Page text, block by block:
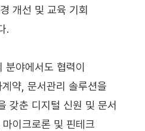
개선 및 교육 기회
.
야에서도 협력이
약, 문서관리 솔루션을
갖춘 디지털 신원 및 문서
이크로론 및 핀테크